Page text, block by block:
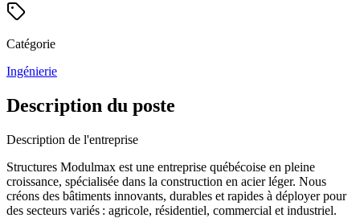
Catégorie
Ingénierie
Description du poste
Description de l'entreprise
Structures Modulmax est une entreprise québécoise en pleine
croissance, spécialisée dans la construction en acier léger. Nous
créons des bâtiments innovants, durables et rapides à déployer pour
des secteurs variés : agricole, résidentiel, commercial et industriel.